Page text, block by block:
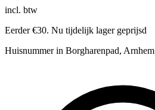
incl. btw
Eerder €30. Nu tijdelijk lager geprijsd
Huisnummer in Borgharenpad, Arnhem